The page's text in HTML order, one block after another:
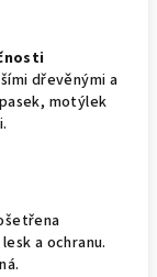
dřevěnými a
motýlek
a ochranu.